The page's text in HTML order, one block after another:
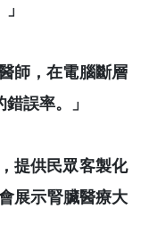
師，在電腦斷層
誤率。」
提供民眾客製化
展示腎臟醫療大